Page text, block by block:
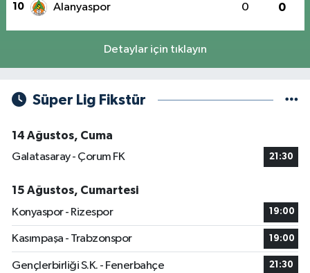
10 Alanyaspor 0 0
Detaylar için tıklayın
Süper Lig Fikstür
14 Ağustos, Cuma
Galatasaray - Çorum FK
21:30
15 Ağustos, Cumartesi
Konyaspor - Rizespor
19:00
Kasımpaşa - Trabzonspor 19:00
Gençlerbirliği S.K. - Fenerbahçe 21:30